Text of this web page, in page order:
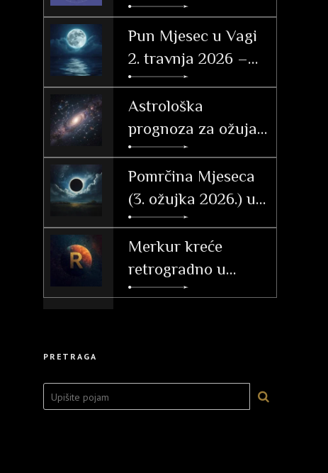
23. svibnja 2026.
Pun Mjesec u Vagi
2. travnja 2026 –
značenje po
znakovima
Astrološka
prognoza za ožujak
2026. – Vrijeme
tranzicije, akcije i
velikih otkrića
Pomrčina Mjeseca
(3. ožujka 2026.) u
Djevici: Vodič i
utjecaj po
ascendentu
Merkur kreće
retrogradno u
Ribama (26. 2. – 20.
PRETRAGA